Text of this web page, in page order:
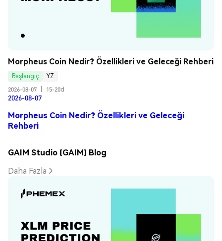
Morpheus Coin Nedir? Özellikleri ve Geleceği Rehberi
Başlangıç
YZ
2026-08-07
15-20d
2026-08-07
Morpheus Coin Nedir? Özellikleri ve Geleceği
Rehberi
GAIM Studio (GAIM) Blog
Daha Fazla